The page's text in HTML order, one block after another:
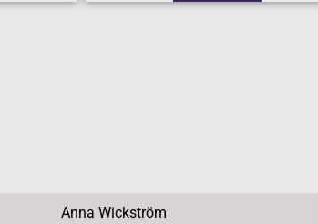
Anna Wickström